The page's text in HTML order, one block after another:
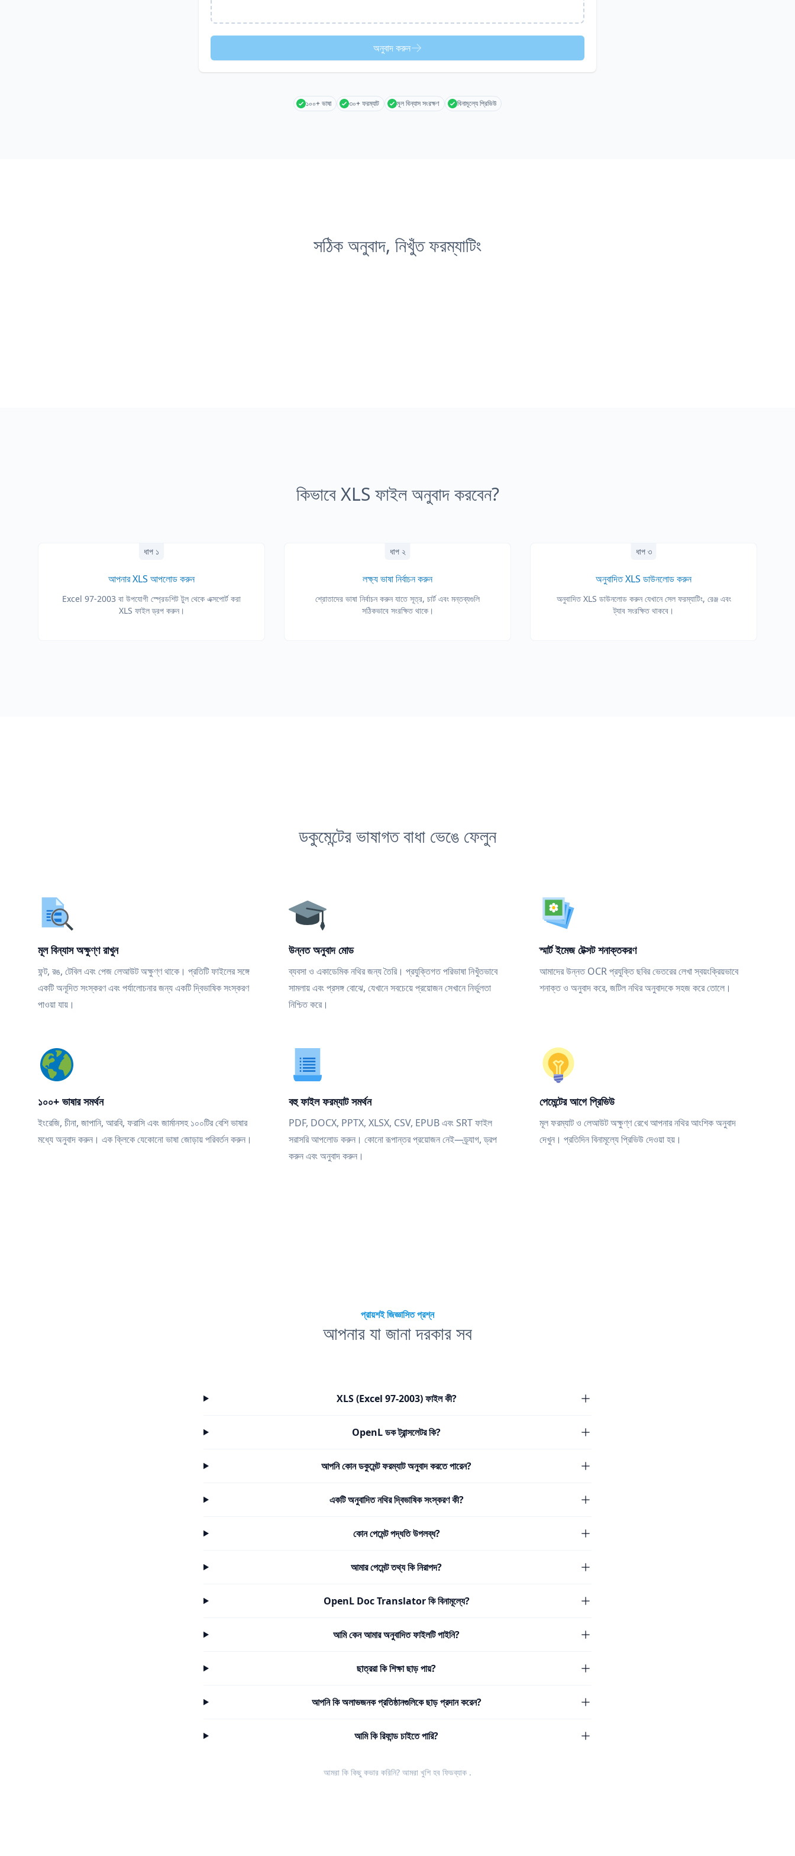
অনুবাদ করুন
১০০+ ভাষা ৩০+ ফরম্যাট মূল বিন্যাস সংরক্ষণ বিনামূল্যে প্রিভিউ
সঠিক অনুবাদ, নিখুঁত ফরম্যাটিং
কিভাবে XLS ফাইল অনুবাদ করবেন?
ধাপ ১
আপনার XLS আপলোড করুন
Excel 97-2003 বা উপযোগী স্প্রেডশিট টুল থেকে এক্সপোর্ট করা
XLS ফাইল ড্রপ করুন।
ধাপ ২
লক্ষ্য ভাষা নির্বাচন করুন
শ্রোতাদের ভাষা নির্বাচন করুন যাতে সূত্র, চার্ট এবং মন্তব্যগুলি
সঠিকভাবে সংরক্ষিত থাকে।
ধাপ ৩
অনুবাদিত XLS ডাউনলোড করুন
অনুবাদিত XLS ডাউনলোড করুন যেখানে সেল ফরম্যাটিং, রেঞ্জ এবং
ট্যাব সংরক্ষিত থাকবে।
ডকুমেন্টের ভাষাগত বাধা ভেঙে ফেলুন
মূল বিন্যাস অক্ষুণ্ণ রাখুন
ফন্ট, রঙ, টেবিল এবং পেজ লেআউট অক্ষুণ্ণ থাকে। প্রতিটি ফাইলের সঙ্গে
একটি অনূদিত সংস্করণ এবং পর্যালোচনার জন্য একটি দ্বিভাষিক সংস্করণ
পাওয়া যায়।
উন্নত অনুবাদ মোড
ব্যবসা ও একাডেমিক নথির জন্য তৈরি। প্রযুক্তিগত পরিভাষা নিখুঁতভাবে
সামলায় এবং প্রসঙ্গ বোঝে, যেখানে সবচেয়ে প্রয়োজন সেখানে নির্ভুলতা
নিশ্চিত করে।
স্মার্ট ইমেজ টেক্সট শনাক্তকরণ
আমাদের উন্নত OCR প্রযুক্তি ছবির ভেতরের লেখা স্বয়ংক্রিয়ভাবে
শনাক্ত ও অনুবাদ করে, জটিল নথির অনুবাদকে সহজ করে তোলে।
১০০+ ভাষার সমর্থন
ইংরেজি, চীনা, জাপানি, আরবি, ফরাসি এবং জার্মানসহ ১০০টির বেশি ভাষার
মধ্যে অনুবাদ করুন। এক ক্লিকে যেকোনো ভাষা জোড়ায় পরিবর্তন করুন।
বহু ফাইল ফরম্যাট সমর্থন
PDF, DOCX, PPTX, XLSX, CSV, EPUB এবং SRT ফাইল
সরাসরি আপলোড করুন। কোনো রূপান্তর প্রয়োজন নেই—ড্র্যাগ, ড্রপ
করুন এবং অনুবাদ করুন।
পেমেন্টের আগে প্রিভিউ
মূল ফরম্যাট ও লেআউট অক্ষুণ্ণ রেখে আপনার নথির আংশিক অনুবাদ
দেখুন। প্রতিদিন বিনামূল্যে প্রিভিউ দেওয়া হয়।
প্রায়শই জিজ্ঞাসিত প্রশ্ন
আপনার যা জানা দরকার সব
XLS (Excel 97-2003) ফাইল কী?
OpenL ডক ট্রান্সলেটর কি?
আপনি কোন ডকুমেন্ট ফরম্যাট অনুবাদ করতে পারেন?
একটি অনুবাদিত নথির দ্বিভাষিক সংস্করণ কী?
কোন পেমেন্ট পদ্ধতি উপলব্ধ?
আমার পেমেন্ট তথ্য কি নিরাপদ?
OpenL Doc Translator কি বিনামূল্যে?
আমি কেন আমার অনুবাদিত ফাইলটি পাইনি?
ছাত্ররা কি শিক্ষা ছাড় পায়?
আপনি কি অলাভজনক প্রতিষ্ঠানগুলিকে ছাড় প্রদান করেন?
আমি কি রিফান্ড চাইতে পারি?
আমরা কি কিছু কভার করিনি? আমরা খুশি হব ফিডব্যাক .